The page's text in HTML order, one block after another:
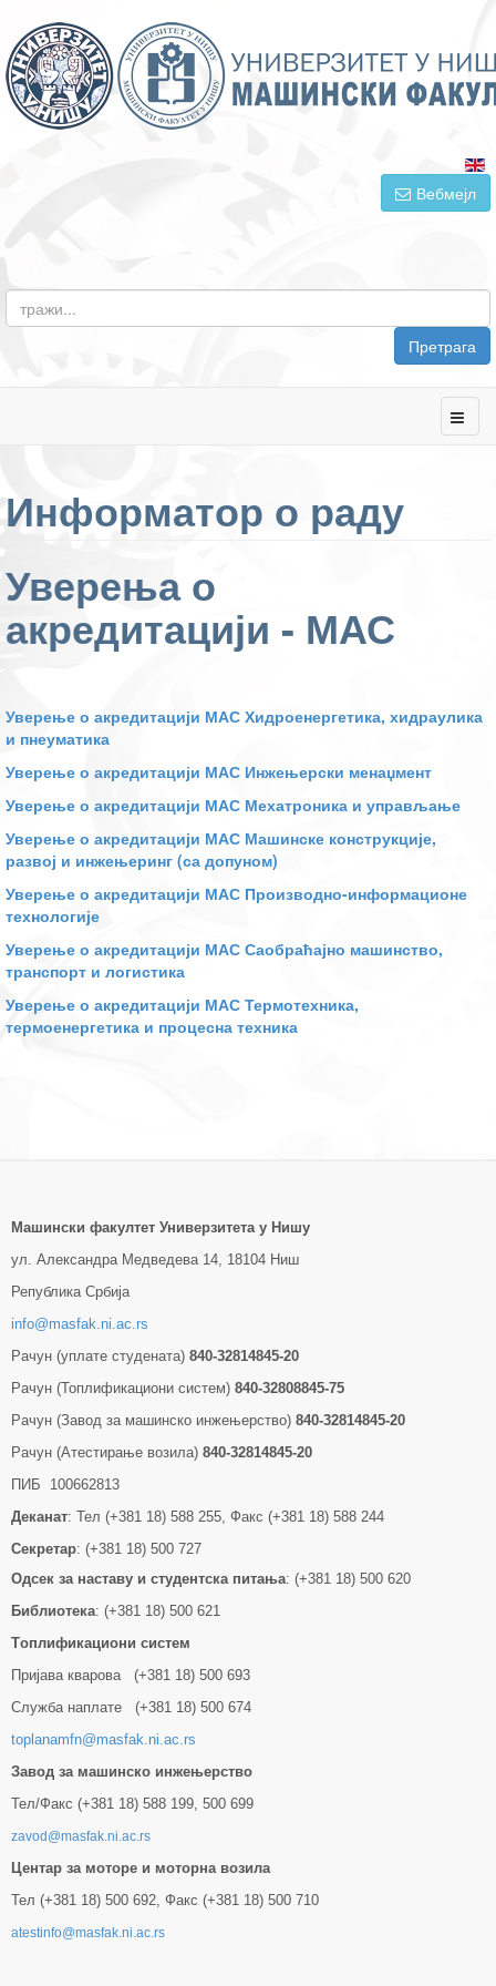
Вебмејл
Претрага
Информатор о раду
Уверења о
акредитацији - МАС
Уверење о акредитацији МАС Хидроенергетика, хидраулика
и пнеуматика
Уверење о акредитацији МАС Инжењерски менаџмент
Уверење о акредитацији МАС Мехатроника и управљање
Уверење о акредитацији МАС Машинске конструкције,
развој и инжењеринг (са допуном)
Уверење о акредитацији МАС Производно-информационе
технологије
Уверење о акредитацији МАС Саобраћајно машинство,
транспорт и логистика
Уверење о акредитацији МАС Термотехника,
термоенергетика и процесна техника
Машински факултет Универзитетa у Нишу
ул. Александра Медведева 14, 18104 Ниш
Република Србија
info@masfak.ni.ac.rs
Рачун (уплате студената) 840-32814845-20
Рачун (Топлификациони систем) 840-32808845-75
Рачун (Завод за машинско инжењерство) 840-32814845-20
Рачун (Атестирање возила) 840-32814845-20
ПИБ 100662813
Деканат: Тел (+381 18) 588 255, Факс (+381 18) 588 244
Секретар: (+381 18) 500 727
Одсек за наставу и студентска питања: (+381 18) 500 620
Библиотека: (+381 18) 500 621
Tоплификациони систем
Пријава кварова (+381 18) 500 693
Служба наплате (+381 18) 500 674
toplanamfn@masfak.ni.ac.rs
Завод за машинско инжењерство
Тел/Факс (+381 18) 588 199, 500 699
zavod@masfak.ni.ac.rs
Центар за моторе и моторна возила
Тел (+381 18) 500 692, Факс (+381 18) 500 710
atestinfo@masfak.ni.ac.rs